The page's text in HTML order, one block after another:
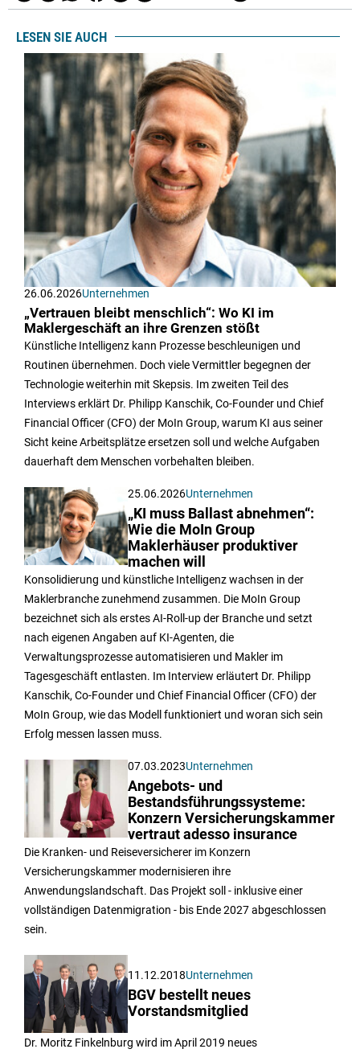
LESEN SIE AUCH
26.06.2026Unternehmen
„Vertrauen bleibt menschlich“: Wo KI im
Maklergeschäft an ihre Grenzen stößt
Künstliche Intelligenz kann Prozesse beschleunigen und
Routinen übernehmen. Doch viele Vermittler begegnen der
Technologie weiterhin mit Skepsis. Im zweiten Teil des
Interviews erklärt Dr. Philipp Kanschik, Co-Founder und Chief
Financial Officer (CFO) der MoIn Group, warum KI aus seiner
Sicht keine Arbeitsplätze ersetzen soll und welche Aufgaben
dauerhaft dem Menschen vorbehalten bleiben.
25.06.2026Unternehmen
„KI muss Ballast abnehmen“:
Wie die MoIn Group
Maklerhäuser produktiver
machen will
Konsolidierung und künstliche Intelligenz wachsen in der
Maklerbranche zunehmend zusammen. Die MoIn Group
bezeichnet sich als erstes AI-Roll-up der Branche und setzt
nach eigenen Angaben auf KI-Agenten, die
Verwaltungsprozesse automatisieren und Makler im
Tagesgeschäft entlasten. Im Interview erläutert Dr. Philipp
Kanschik, Co-Founder und Chief Financial Officer (CFO) der
MoIn Group, wie das Modell funktioniert und woran sich sein
Erfolg messen lassen muss.
07.03.2023Unternehmen
Angebots- und
Bestandsführungssysteme:
Konzern Versicherungskammer
vertraut adesso insurance
Die Kranken- und Reiseversicherer im Konzern
Versicherungskammer modernisieren ihre
Anwendungslandschaft. Das Projekt soll - inklusive einer
vollständigen Datenmigration - bis Ende 2027 abgeschlossen
sein.
11.12.2018Unternehmen
BGV bestellt neues
Vorstandsmitglied
Dr. Moritz Finkelnburg wird im April 2019 neues